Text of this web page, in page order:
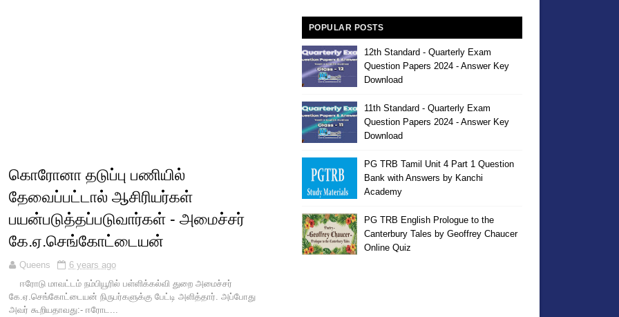
கொரோனா தடுப்பு பணியில்
தேவைப்பட்டால் ஆசிரியர்கள்
பயன்படுத்தப்படுவார்கள் - அமைச்சர்
கே.ஏ.செங்கோட்டையன்
Queens
6 years ago
ஈரோடு மாவட்டம் நம்பியூரில் பள்ளிக்கல்வி துறை அமைச்சர்
கே.ஏ.செங்கோட்டையன் நிருபர்களுக்கு பேட்டி அளித்தார். அப்போது
அவர் கூறியதாவது:- ஈரோட...
POPULAR POSTS
12th Standard - Quarterly Exam
Question Papers 2024 - Answer Key
Download
11th Standard - Quarterly Exam
Question Papers 2024 - Answer Key
Download
PG TRB Tamil Unit 4 Part 1 Question
Bank with Answers by Kanchi
Academy
PG TRB English Prologue to the
Canterbury Tales by Geoffrey Chaucer
Online Quiz